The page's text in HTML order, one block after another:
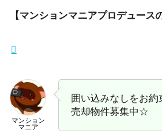
【マンションマニアプロデュース
マンション
マニア
囲い込みなしをお
売却物件募集中☆